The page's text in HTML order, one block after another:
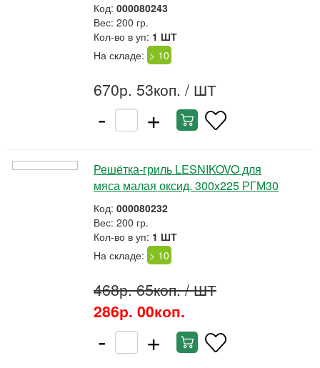
Код: 000080243
Вес: 200 гр.
Кол-во в уп: 1 ШТ
На складе: > 10
670р. 53коп. / ШТ
- +
Решётка-гриль LESNIKOVO для
мяса малая оксид. 300х225 РГМ30
Код: 000080232
Вес: 200 гр.
Кол-во в уп: 1 ШТ
На складе: > 10
468р. 65коп./ ШТ
286р. 00коп.
- +